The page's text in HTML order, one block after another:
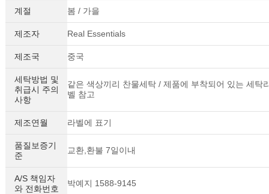
계절 봄 / 가을
제조자 Real Essentials
제조국 중국
세탁방법 및
취급시 주의
사항
같은 색상끼리 찬물세탁 / 제품에 부착되어 있는 세탁
벨 참고
제조연월 라벨에 표기
품질보증기
준
교환,환불 7일이내
A/S 책임자
와 전화번호
박예지 1588-9145